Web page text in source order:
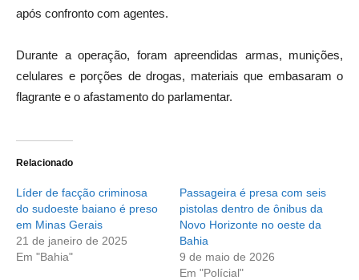
após confronto com agentes.
Durante a operação, foram apreendidas armas, munições,
celulares e porções de drogas, materiais que embasaram o
flagrante e o afastamento do parlamentar.
Relacionado
Líder de facção criminosa
do sudoeste baiano é preso
em Minas Gerais
21 de janeiro de 2025
Em "Bahia"
Passageira é presa com seis
pistolas dentro de ônibus da
Novo Horizonte no oeste da
Bahia
9 de maio de 2026
Em "Polícial"